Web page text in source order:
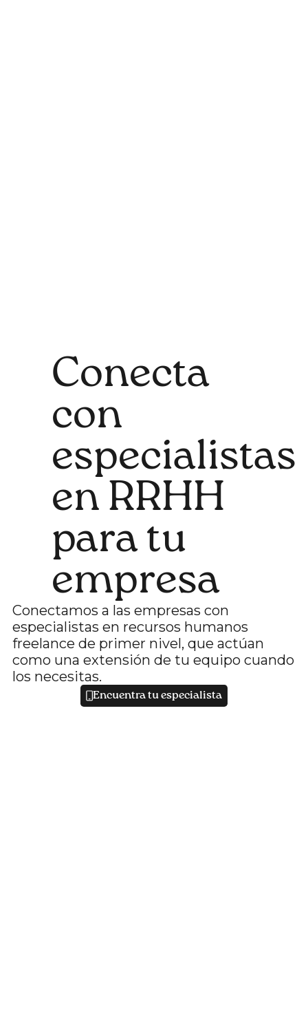
Conecta
con
especialistas
en RRHH
para tu
empresa
Conectamos a las empresas con
especialistas en recursos humanos
freelance de primer nivel, que actúan
como una extensión de tu equipo cuando
los necesitas.
Encuentra tu especialista